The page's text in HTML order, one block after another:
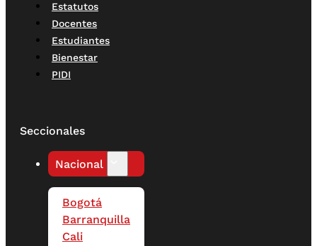
Estatutos
Docentes
Estudiantes
Bienestar
PIDI
Seccionales
Nacional
Bogotá
Barranquilla
Cali